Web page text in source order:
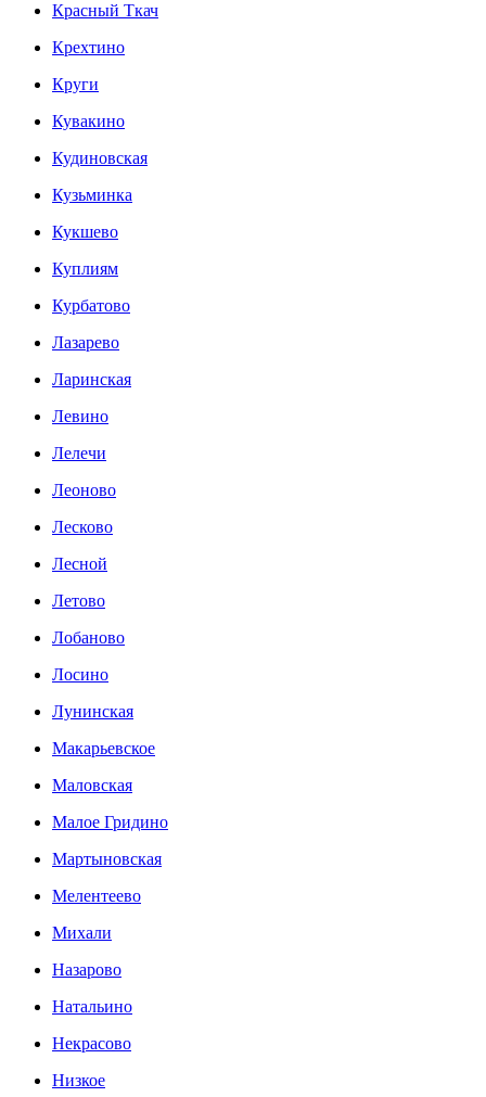
Красный Ткач
Крехтино
Круги
Кувакино
Кудиновская
Кузьминка
Кукшево
Куплиям
Курбатово
Лазарево
Ларинская
Левино
Лелечи
Леоново
Лесково
Лесной
Летово
Лобаново
Лосино
Лунинская
Макарьевское
Маловская
Малое Гридино
Мартыновская
Мелентеево
Михали
Назарово
Натальино
Некрасово
Низкое